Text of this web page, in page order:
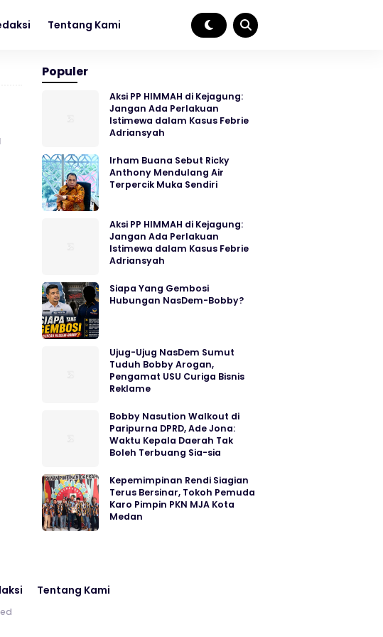
Tentang Kami
Populer
Aksi PP HIMMAH di Kejagung:
Jangan Ada Perlakuan
Istimewa dalam Kasus Febrie
Adriansyah
Irham Buana Sebut Ricky
Anthony Mendulang Air
Terpercik Muka Sendiri
Aksi PP HIMMAH di Kejagung:
Jangan Ada Perlakuan
Istimewa dalam Kasus Febrie
Adriansyah
Siapa Yang Gembosi
Hubungan NasDem-Bobby?
Ujug-Ujug NasDem Sumut
Tuduh Bobby Arogan,
Pengamat USU Curiga Bisnis
Reklame
Bobby Nasution Walkout di
Paripurna DPRD, Ade Jona:
Waktu Kepala Daerah Tak
Boleh Terbuang Sia-sia
Kepemimpinan Rendi Siagian
Terus Bersinar, Tokoh Pemuda
Karo Pimpin PKN MJA Kota
Medan
Tentang Kami